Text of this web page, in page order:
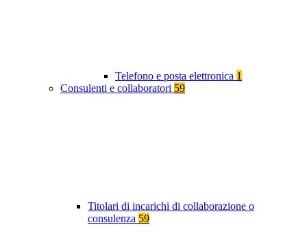
Telefono e posta elettronica 1
Consulenti e collaboratori 59
Titolari di incarichi di collaborazione o
consulenza 59